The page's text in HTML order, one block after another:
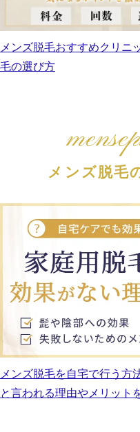
メンズ脱毛おすすめクリニ
毛の選び方
メンズ脱毛
メンズ脱毛を自宅で行う方
と言われる理由やメリット